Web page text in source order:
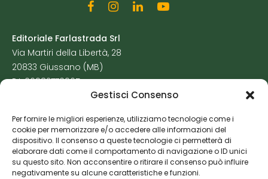
Gestisci Consenso
Per fornire le migliori esperienze, utilizziamo tecnologie come i
cookie per memorizzare e/o accedere alle informazioni del
dispositivo. Il consenso a queste tecnologie ci permetterà di
elaborare dati come il comportamento di navigazione o ID unici
su questo sito. Non acconsentire o ritirare il consenso può influire
negativamente su alcune caratteristiche e funzioni.
Editoriale Farlastrada Srl
Via Martiri della Libertà, 28
20833 Giussano (MB)
P.I. 06982770965
Cookie Policy
Risorse Aggiuntive